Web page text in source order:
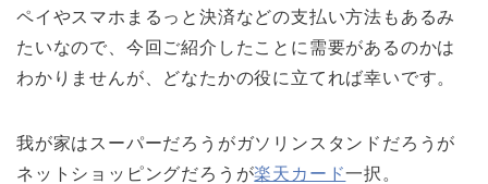
ペイやスマホまるっと決済などの支払い方法もあるみ
たいなので、今回ご紹介したことに需要があるのかは
わかりませんが、どなたかの役に立てれば幸いです。
我が家はスーパーだろうがガソリンスタンドだろうが
ネットショッピングだろうが楽天カード一択。